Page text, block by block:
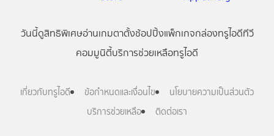
วันนี้ดูสิทธิพิเศษอ่านเกมตาตั้งช้อปปิ้งแพ็กเกจกล่องทรูไอดีทีวี
คอมมูนิตี้บริการช่วยเหลือทรูไอดี
เกี่ยวกับทรูไอดี ข้อกำหนดและเงื่อนไข
นโยบายความเป็นส่วนตัว
บริการช่วยเหลือ
ติดต่อเรา